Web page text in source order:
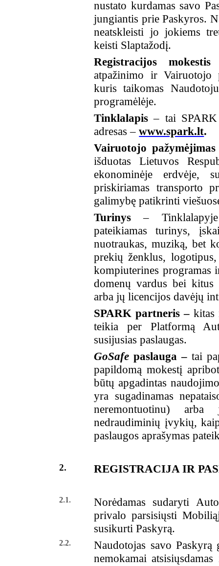
nustato kurdamas savo
jungiantis prie Paskyros.
neatskleisti jo jokiems
keisti Slaptažodį.
Registracijos mokestis
atpažinimo ir Vairuotojo
kuris taikomas
programėlėje.
Tinklalapis– tai
adresas –www.spark.lt.
Vairuotojo
išduotas Lietuvos
ekonominėje erdvėje,
priskiriamas transporto
galimybę patikrinti
Turinys –
pateikiamas turinys,
nuotraukas, muziką, bet
prekių ženklus,
kompiuterines
domenų vardus bei
arba jų licencijos davėjų
SPARK partneris –kitas
teikia per Platformą
susijusias paslaugas.
GoSafe paslauga – tai
papildomą mokestį
būtų apgadintas
yra sugadinamas
neremontuotinu)
nedraudiminių įvykių,
paslaugos aprašymas
2. REGISTRACIJA IR
2.1.
Norėdamas sudaryti
privalo parsisiųsti
susikurti Paskyrą.
2.2.
Naudotojas savo
nemokamai